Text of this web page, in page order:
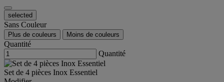
selected
Sans Couleur
Plus de couleurs Moins de couleurs
Quantité
Quantité
Set de 4 pièces Inox Essentiel